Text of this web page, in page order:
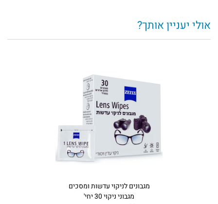
אולי יעניין אותך?
מגבונים‏ ‏לניקוי‏ ‏עדשות ומסכים
מגבוני ניקוי 30 יחי'